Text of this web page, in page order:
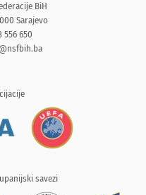
BiH
Sarajevo
556 650
savezi